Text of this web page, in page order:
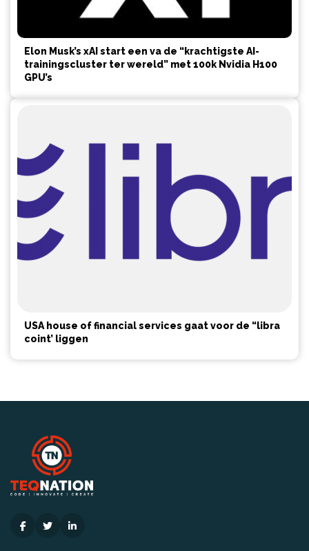
Elon Musk’s xAI start een va de “krachtigste AI-
trainingscluster ter wereld” met 100k Nvidia H100
GPU’s
USA house of financial services gaat voor de “libra
coint’ liggen